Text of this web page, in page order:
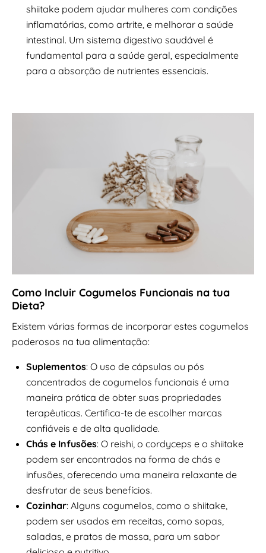
shiitake podem ajudar mulheres com condições
inflamatórias, como artrite, e melhorar a saúde
intestinal. Um sistema digestivo saudável é
fundamental para a saúde geral, especialmente
para a absorção de nutrientes essenciais.
Como Incluir Cogumelos Funcionais na tua
Dieta?
Existem várias formas de incorporar estes cogumelos
poderosos na tua alimentação:
Suplementos: O uso de cápsulas ou pós
concentrados de cogumelos funcionais é uma
maneira prática de obter suas propriedades
terapêuticas. Certifica-te de escolher marcas
confiáveis e de alta qualidade.
Chás e Infusões: O reishi, o cordyceps e o shiitake
podem ser encontrados na forma de chás e
infusões, oferecendo uma maneira relaxante de
desfrutar de seus benefícios.
Cozinhar: Alguns cogumelos, como o shiitake,
podem ser usados em receitas, como sopas,
saladas, e pratos de massa, para um sabor